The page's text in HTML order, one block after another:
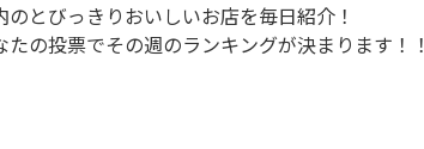
のとびっきりおいしいお店を毎日紹介！
たの投票でその週のランキングが決まります！！